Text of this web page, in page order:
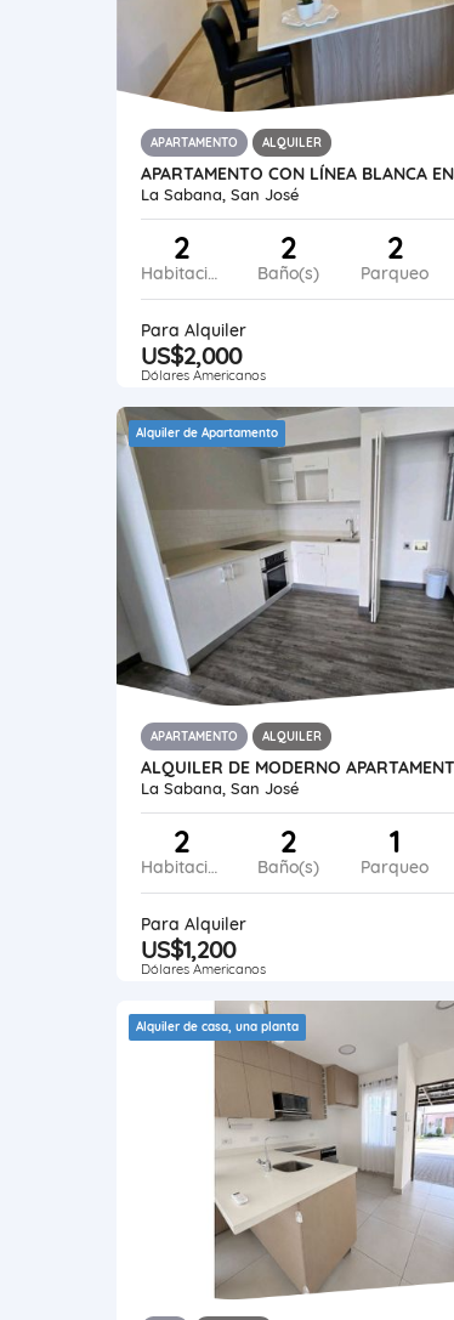
APARTAMENTO ALQUILER
La Sabana, San José
2
Habitaciones
2
Baño(s)
2
Parqueo
Para Alquiler
US$2,000
Dólares Americanos
Alquiler de Apartamento
APARTAMENTO ALQUILER
La Sabana, San José
2
Habitaciones
2
Baño(s)
1
Parqueo
Para Alquiler
US$1,200
Dólares Americanos
Alquiler de casa, una planta